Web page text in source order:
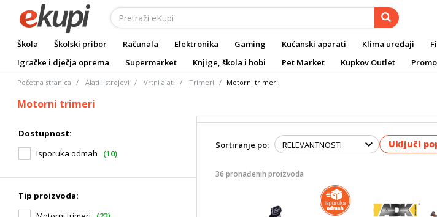
Škola Školski pribor Računala Elektronika Gaming Kućanski aparati Klima uređaji
Igračke i dječja oprema
Supermarket Knjige, škola i hobi Pet Market Kupkov Outlet
Početna stranica Alati i strojevi Vrtni alati Trimeri Motorni trimeri
Motorni trimeri
Dostupnost:
Isporuka odmah
(10)
Tip proizvoda:
Sortiranje po: Uključi
36 pronađenih proizvoda